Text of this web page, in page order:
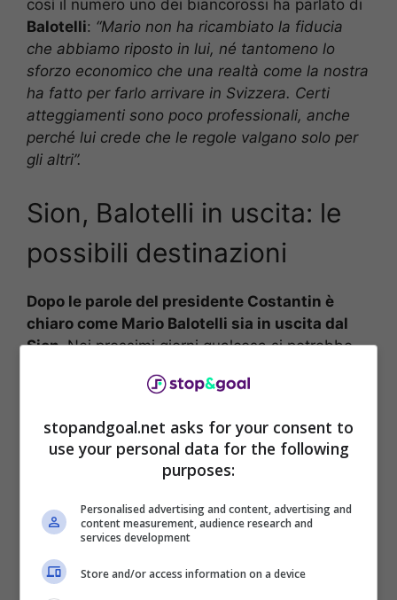
così il numero uno dei biancorossi ha parlato di
Balotelli: “Mario non ha ricambiato la fiducia
che abbiamo riposto in lui, né tantomeno lo
sforzo economico che una realtà come la nostra
ha fatto per farlo arrivare in Svizzera. Certi
atteggiamenti sono poco professionali, anche
perché lui crede che le regole valgano solo per
gli altri”.
Sion, Balotelli in uscita: le
possibili destinazioni
Dopo le parole del presidente Costantin è
chiaro come Mario Balotelli sia in uscita dal
Sion.Nei prossimi giorni qualcosa si potrebbe
del club biancorossoBarthélémy
potrebbero essere le possibili destinazioni
dell’italiano.
stopandgoal.net asks for your consent to
use your personal data for the following
purposes:
Personalised advertising and content, advertising and
content measurement, audience research and
services development
Store and/or access information on a device